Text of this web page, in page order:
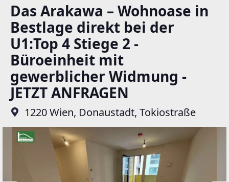
Das Arakawa – Wohnoase in
Bestlage direkt bei der
U1:Top 4 Stiege 2 -
Büroeinheit mit
gewerblicher Widmung -
JETZT ANFRAGEN
1220 Wien, Donaustadt, Tokiostraße